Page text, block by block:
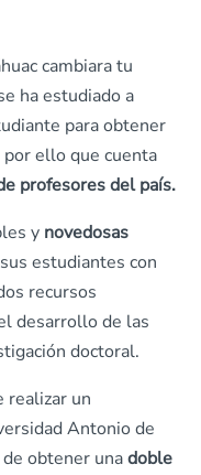
cambiara tu
ha estudiado a
para obtener
por ello que cuenta
profesores del país.
y novedosas
estudiantes con
recursos
desarrollo de las
doctoral.
realizar un
Antonio de
obtener unadoble